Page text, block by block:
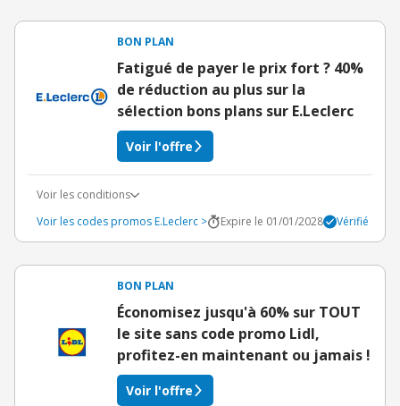
BON PLAN
Fatigué de payer le prix fort ? 40%
de réduction au plus sur la
sélection bons plans sur E.Leclerc
Voir l'offre
Voir les conditions
Voir les codes promos E.Leclerc >
Expire le 01/01/2028 Vérifié
BON PLAN
Économisez jusqu'à 60% sur TOUT
le site sans code promo Lidl,
profitez-en maintenant ou jamais !
Voir l'offre